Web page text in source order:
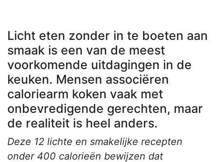
Licht eten zonder in te boeten aan
smaak is een van de meest
voorkomende uitdagingen in de
keuken. Mensen associëren
caloriearm koken vaak met
onbevredigende gerechten, maar
de realiteit is heel anders.
Deze 12 lichte en smakelijke recepten
onder 400 calorieën bewijzen dat